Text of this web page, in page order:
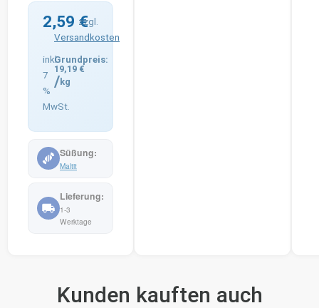
2,59 €
inkl.
7
%
MwSt.
zzgl.
Versandkosten
19,19 €
/kg
Maltit
1-3
Werktage
Kunden kauften auch